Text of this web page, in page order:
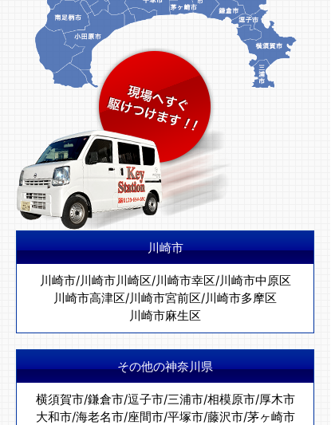
川崎市
川崎市/川崎市川崎区/川崎市幸区/川崎市中原区
川崎市高津区/川崎市宮前区/川崎市多摩区
川崎市麻生区
その他の神奈川県
横須賀市/鎌倉市/逗子市/三浦市/相模原市/厚木市
大和市/海老名市/座間市/平塚市/藤沢市/茅ヶ崎市